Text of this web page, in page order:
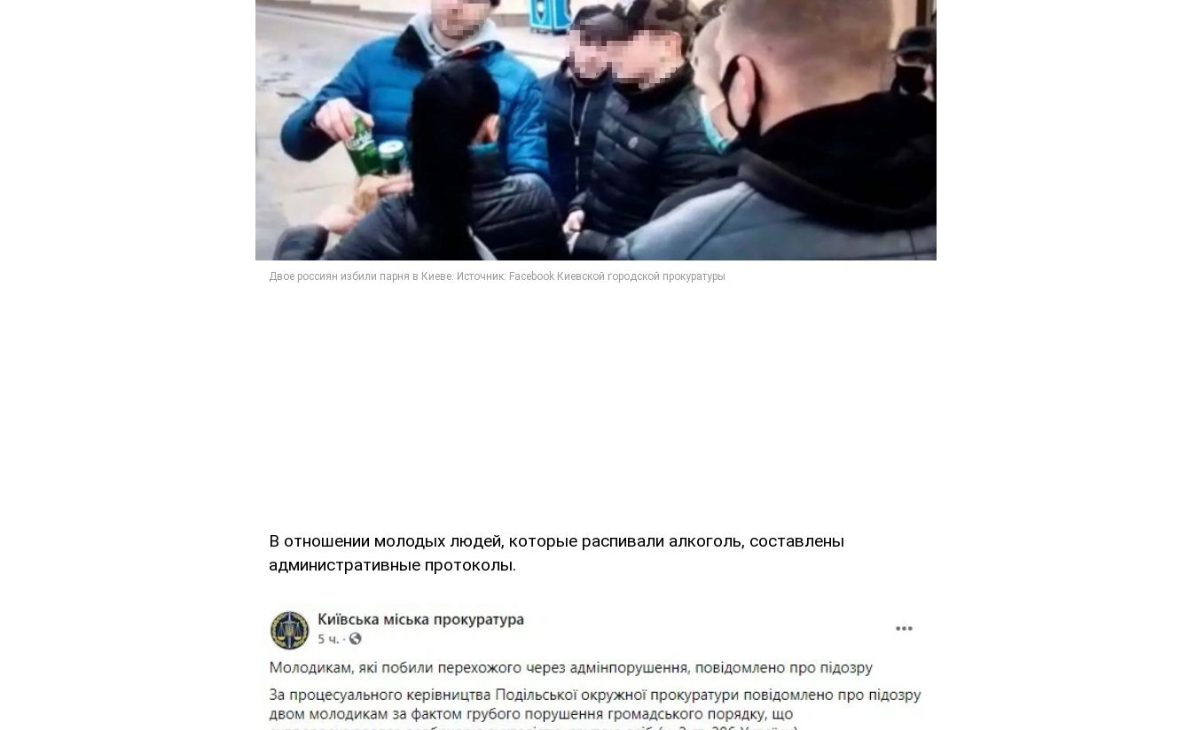
В отношении молодых людей, которые распивали алкоголь, составлены
административные протоколы.